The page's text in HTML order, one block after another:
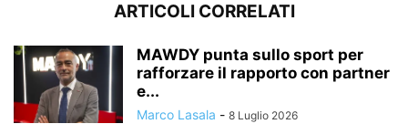
ARTICOLI CORRELATI
MAWDY punta sullo sport per
rafforzare il rapporto con partner
e...
Marco Lasala - 8 Luglio 2026